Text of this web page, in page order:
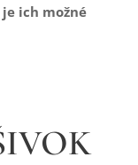
ich možné